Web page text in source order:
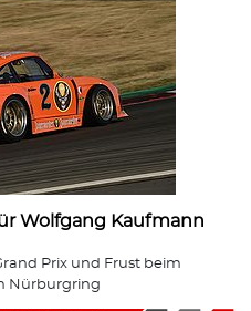
Wolfgang Kaufmann
Prix und Frust beim
Nürburgring